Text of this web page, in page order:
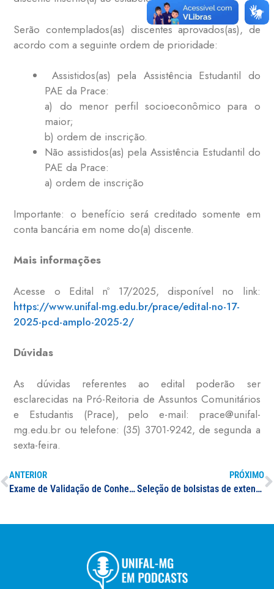
Serão contemplados(as) discentes aprovados(as), de
acordo com a seguinte ordem de prioridade:
Assistidos(as) pela Assistência Estudantil do
PAE da Prace:
a) do menor perfil socioeconômico para o
maior;
b) ordem de inscrição.
Não assistidos(as) pela Assistência Estudantil do
PAE da Prace:
a) ordem de inscrição
Importante: o benefício será creditado somente em
conta bancária em nome do(a) discente.
Mais informações
Acesse o Edital nº 17/2025, disponível no link:
https://www.unifal-mg.edu.br/prace/edital-no-17-
2025-pcd-amplo-2025-2/
Dúvidas
As dúvidas referentes ao edital poderão ser
esclarecidas na Pró-Reitoria de Assuntos Comunitários
e Estudantis (Prace), pelo e-mail: prace@unifal-
mg.edu.br ou telefone: (35) 3701-9242, de segunda a
sexta-feira.
ANTERIOR
Exame de Validação de Conhecimento 2025/2
PRÓXIMO
Seleção de bolsistas de extensão – Aditivo IX